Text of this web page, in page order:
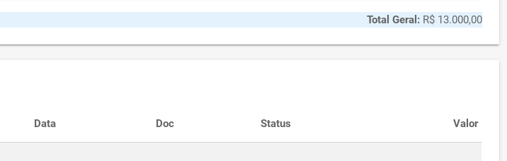
Total Geral:R$ 13.000,00
Data Doc Status Valor